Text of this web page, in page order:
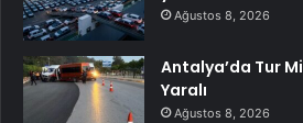
Ağustos 8, 2026
Antalya’da Tur
Yaralı
Ağustos 8, 2026